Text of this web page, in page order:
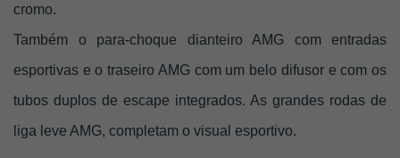
cromo.
Também o para-choque dianteiro AMG com entradas
esportivas e o traseiro AMG com um belo difusor e com os
tubos duplos de escape integrados. As grandes rodas de
liga leve AMG, completam o visual esportivo.